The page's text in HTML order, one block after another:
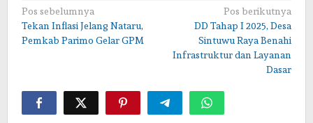
Navigasi
pos
Pos sebelumnya
Tekan Inflasi Jelang Nataru,
Pemkab Parimo Gelar GPM
Pos berikutnya
DD Tahap I 2025, Desa
Sintuwu Raya Benahi
Infrastruktur dan Layanan
Dasar